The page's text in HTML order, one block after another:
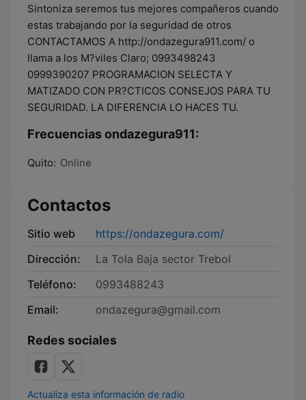
Sintoniza seremos tus mejores compañeros cuando
estas trabajando por la seguridad de otros
CONTACTAMOS A http://ondazegura911.com/ o
llama a los M?viles Claro; 0993498243
0999390207 PROGRAMACION SELECTA Y
MATIZADO CON PR?CTICOS CONSEJOS PARA TU
SEGURIDAD. LA DIFERENCIA LO HACES TU.
Frecuencias ondazegura911:
Quito: Online
Contactos
Sitio web
https://ondazegura.com/
Dirección:
La Tola Baja sector Trebol
Teléfono:
0993488243
Email:
ondazegura@gmail.com
Redes sociales
Actualiza esta información de radio